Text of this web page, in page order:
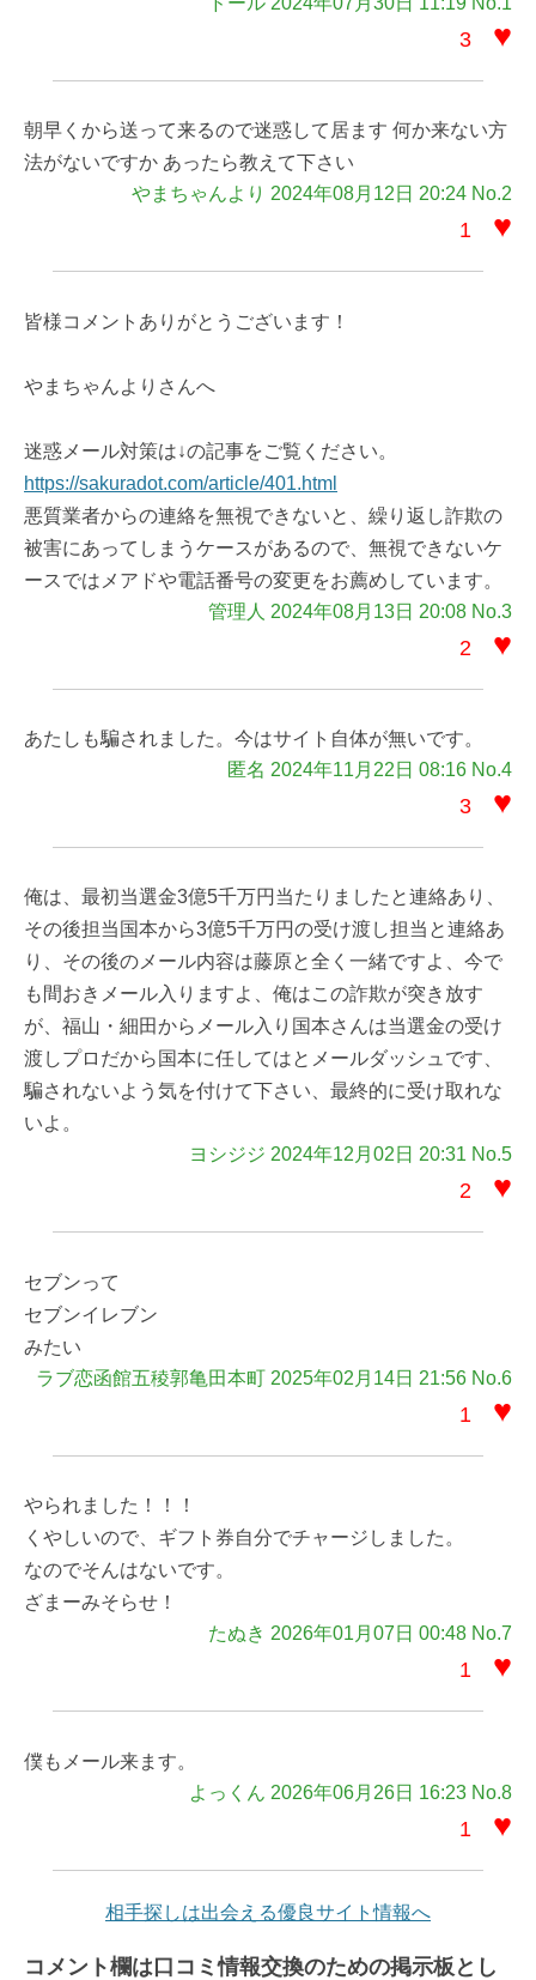
3 ♥
朝早くから送って来るので迷惑して居ます 何か来ない方
法がないですか あったら教えて下さい
やまちゃんより 2024年08月12日 20:24 No.2
1 ♥
皆様コメントありがとうございます！
やまちゃんよりさんへ
迷惑メール対策は↓の記事をご覧ください。
https://sakuradot.com/article/401.html
悪質業者からの連絡を無視できないと、繰り返し詐欺の
被害にあってしまうケースがあるので、無視できないケ
ースではメアドや電話番号の変更をお薦めしています。
管理人 2024年08月13日 20:08 No.3
2 ♥
あたしも騙されました。今はサイト自体が無いです。
匿名 2024年11月22日 08:16 No.4
3 ♥
俺は、最初当選金3億5千万円当たりましたと連絡あり、
その後担当国本から3億5千万円の受け渡し担当と連絡あ
り、その後のメール内容は藤原と全く一緒ですよ、今で
も間おきメール入りますよ、俺はこの詐欺が突き放す
が、福山・細田からメール入り国本さんは当選金の受け
渡しプロだから国本に任してはとメールダッシュです、
騙されないよう気を付けて下さい、最終的に受け取れな
いよ。
ヨシジジ 2024年12月02日 20:31 No.5
2 ♥
セブンって
セブンイレブン
みたい
ラブ恋函館五稜郭亀田本町 2025年02月14日 21:56 No.6
1 ♥
やられました！！！
くやしいので、ギフト券自分でチャージしました。
なのでそんはないです。
ざまーみそらせ！
たぬき 2026年01月07日 00:48 No.7
1 ♥
僕もメール来ます。
よっくん 2026年06月26日 16:23 No.8
1 ♥
相手探しは出会える優良サイト情報へ
コメント欄は口コミ情報交換のための掲示板とし